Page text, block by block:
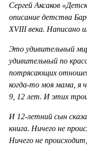
Сергей Аксаков
описание детства
XVIII века. Написано
Это удивительный
удивительный по
потрясающих
когда-то моя мама, я
9, 12 лет. И этих
И 12-летний сын
книга. Ничего не
Ничего не